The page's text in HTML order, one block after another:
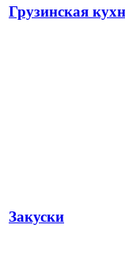
Грузинская
Закуски